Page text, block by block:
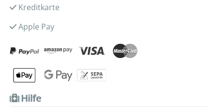
Kreditkarte
Apple Pay
Hilfe